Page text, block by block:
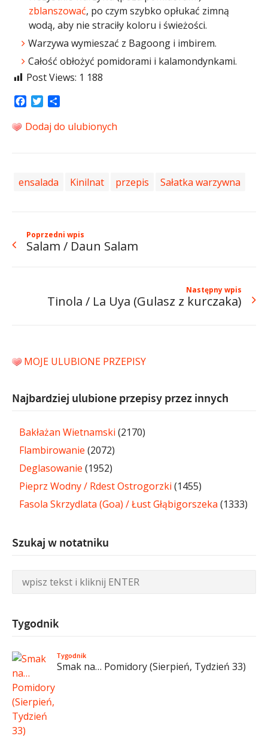
zblanszować, po czym szybko opłukać zimną
wodą, aby nie straciły koloru i świeżości.
Warzywa wymieszać z Bagoong i imbirem.
Całość obłożyć pomidorami i kalamondynkami.
Post Views: 1 188
Facebook
Twitter
Dodaj do ulubionych
ensalada Kinilnat przepis Sałatka warzywna
Poprzedni wpis
Salam / Daun Salam
Następny wpis
Tinola / La Uya (Gulasz z kurczaka)
MOJE ULUBIONE PRZEPISY
Najbardziej ulubione przepisy przez innych
Bakłażan Wietnamski (2170)
Flambirowanie (2072)
Deglasowanie (1952)
Pieprz Wodny / Rdest Ostrogorzki (1455)
Fasola Skrzydlata (Goa) / Łust Głąbigorszeka (1333)
Szukaj w notatniku
Tygodnik
Tygodnik
Smak na… Pomidory (Sierpień, Tydzień 33)